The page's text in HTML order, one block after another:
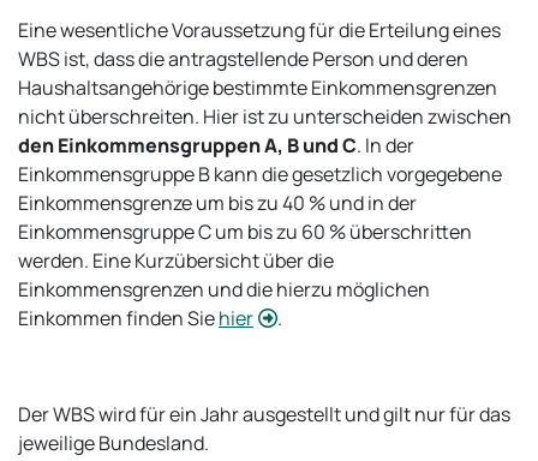
Eine wesentliche Voraussetzung für die Erteilung eines
WBS ist, dass die antragstellende Person und deren
Haushaltsangehörige bestimmte Einkommensgrenzen
nicht überschreiten. Hier ist zu unterscheiden zwischen
den Einkommensgruppen A, B und C. In der
Einkommensgruppe B kann die gesetzlich vorgegebene
Einkommensgrenze um bis zu 40 % und in der
Einkommensgruppe C um bis zu 60 % überschritten
werden. Eine Kurzübersicht über die
Einkommensgrenzen und die hierzu möglichen
Einkommen finden Siehier .
Der WBS wird für ein Jahr ausgestellt und gilt nur für das
jeweilige Bundesland.